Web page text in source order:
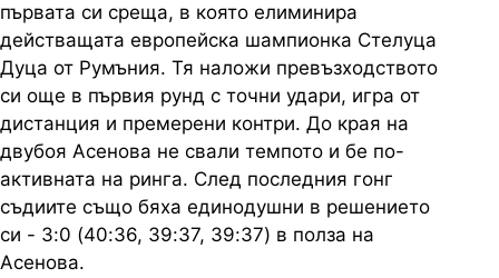
първата си среща, в която елиминира
действащата европейска шампионка Стелуца
Дуца от Румъния. Тя наложи превъзходството
си още в първия рунд с точни удари, игра от
дистанция и премерени контри. До края на
двубоя Асенова не свали темпото и бе по-
активната на ринга. След последния гонг
съдиите също бяха единодушни в решението
си - 3:0 (40:36, 39:37, 39:37) в полза на
Асенова.